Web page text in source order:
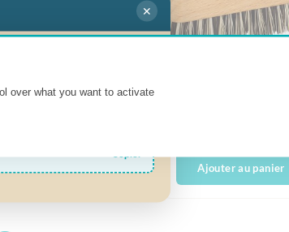
over what you want to activate
Ajouter au panier
✕
commande avec ce code